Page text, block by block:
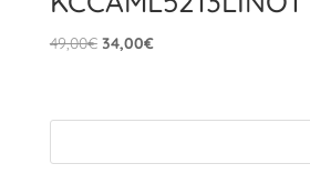
49,00€ Il
era:
34,00€Il
è: